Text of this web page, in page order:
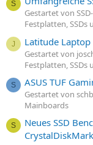
S
Gestartet von
Festplatten,
J Latitude
Gestartet von
Festplatten,
S ASUS TUF
Gestartet von
Mainboards
S
Neues SSD